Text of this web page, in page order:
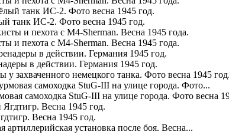
танк ИС-2. Фото весна 1945 год.
и пехота с M4-Sherman. Весна 1945 года.
в действии. Германия 1945 год.
у захваченного немецкого танка. Фото весна 1945 год.
самоходка StuG-III на улице города. Фото весна
Весна 1945 год.